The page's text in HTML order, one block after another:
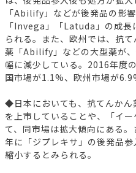
「Abilify」などが後発品の影
「Invega」「Latuda」の成長
られる。また、欧州では、抗
薬「Abilify」などの大型薬が
幅に減少している。2016年度
国市場が1.1%、欧州市場が
◆日本においても、抗てんか
を上市していることや、「イ
て、同市場は拡大傾向にある
年に「ジプレキサ」の後発品
縮小するとみられる。